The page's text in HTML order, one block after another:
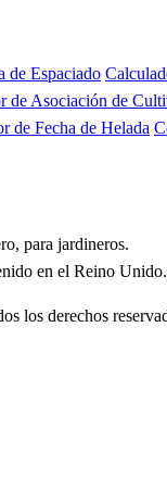
de Espaciado
de Asociación de
de Fecha de Helada
para jardineros.
en el Reino Unido.
los derechos